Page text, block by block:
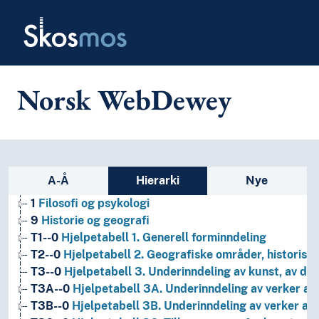
Skosmos
Norsk WebDewey
Sidefelt: navigér i vokabularet
A-Å Hierarki
Nye
1 Filosofi og psykologi
9 Historie og geografi
T1--0 Hjelpetabell 1. Generell forminndeling
T2--0 Hjelpetabell 2. Geografiske områder,
T3--0 Hjelpetabell 3. Underinndeling av kunst, av
T3A--0 Hjelpetabell 3A. Underinndeling av verker
T3B--0 Hjelpetabell 3B. Underinndeling av verker av